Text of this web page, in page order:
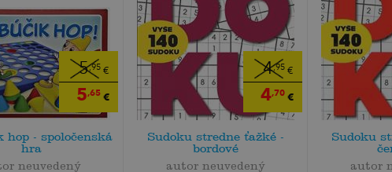
5,95 €
5,65 €
hop - spoločenská
hra
neuvedený
4,95 €
4,70 €
Sudoku stredne ťažké -
bordové
autor neuvedený
Sudoku
autor